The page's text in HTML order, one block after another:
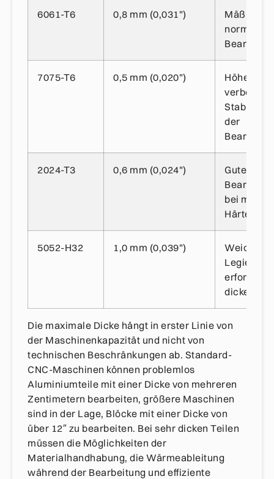
6061-T6 0,8 mm (0,031")
Mäßige
normale
7075-T6 0,5 mm (0,020")
Höhere
Stabilität
der
2024-T3 0,6 mm (0,024")
Gute
bei
Härte
5052-H32 1,0 mm (0,039")
Weichere
Legierung
erfordert
dickere
Die maximale Dicke hängt in erster Linie von
der Maschinenkapazität und nicht von
technischen Beschränkungen ab. Standard-
CNC-Maschinen können problemlos
Aluminiumteile mit einer Dicke von mehreren
Zentimetern bearbeiten, größere Maschinen
sind in der Lage, Blöcke mit einer Dicke von
über 12″ zu bearbeiten. Bei sehr dicken Teilen
müssen die Möglichkeiten der
Materialhandhabung, die Wärmeableitung
während der Bearbeitung und effiziente